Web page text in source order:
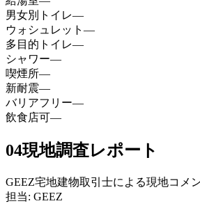
男女別トイレ—
ウォシュレット —
多目的トイレ—
シャワー—
喫煙所—
新耐震—
バリアフリー—
飲食店可—
04現地調査レポート
GEEZ宅地建物取引士による現地コメ
担当: GEEZ